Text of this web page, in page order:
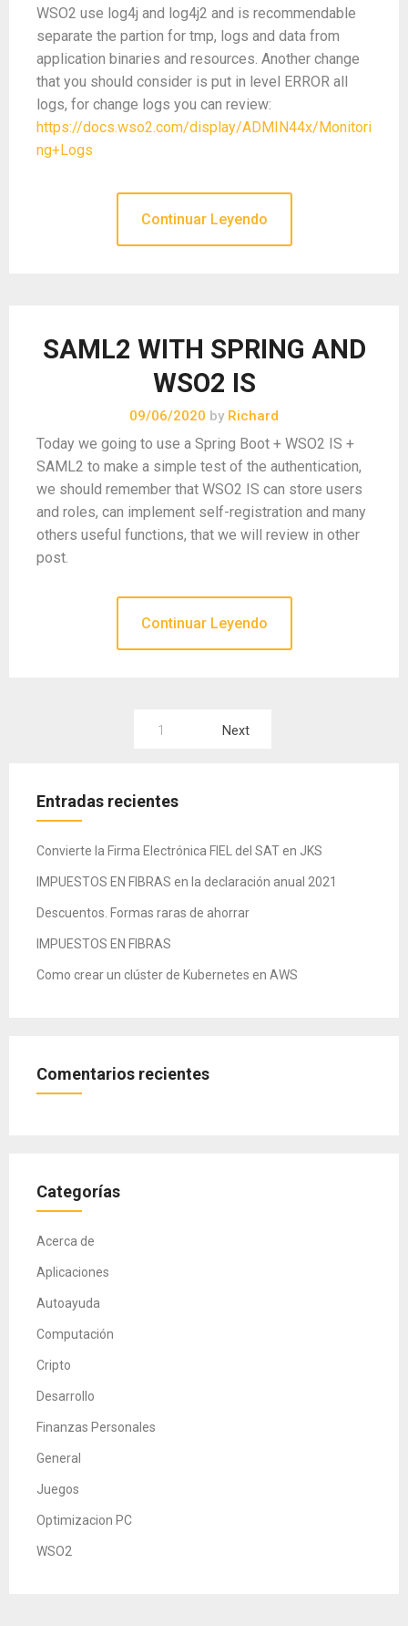
WSO2 use log4j and log4j2 and is recommendable
separate the partion for tmp, logs and data from
application binaries and resources. Another change
that you should consider is put in level ERROR all
logs, for change logs you can review:
https://docs.wso2.com/display/ADMIN44x/Monitori
ng+Logs
Continuar Leyendo
SAML2 WITH SPRING AND
WSO2 IS
09/06/2020 by Richard
Today we going to use a Spring Boot + WSO2 IS +
SAML2 to make a simple test of the authentication,
we should remember that WSO2 IS can store users
and roles, can implement self-registration and many
others useful functions, that we will review in other
post.
Continuar Leyendo
entradas
1 Next
Entradas recientes
Convierte la Firma Electrónica FIEL del SAT en JKS
IMPUESTOS EN FIBRAS en la declaración anual 2021
Descuentos. Formas raras de ahorrar
IMPUESTOS EN FIBRAS
Como crear un clúster de Kubernetes en AWS
Comentarios recientes
Categorías
Acerca de
Aplicaciones
Autoayuda
Computación
Cripto
Desarrollo
Finanzas Personales
General
Juegos
Optimizacion PC
WSO2